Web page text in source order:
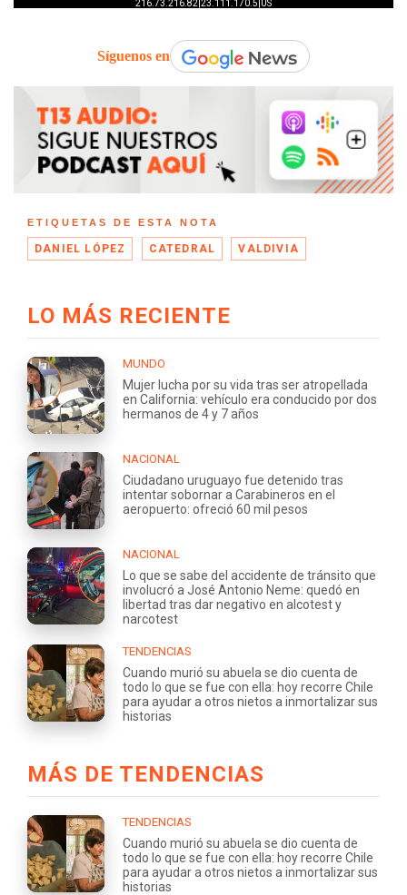
Síguenos en
ETIQUETAS DE ESTA NOTA
DANIEL LÓPEZ CATEDRAL VALDIVIA
LO MÁS RECIENTE
MUNDO
Mujer lucha por su vida tras ser atropellada
en California: vehículo era conducido por dos
hermanos de 4 y 7 años
NACIONAL
Ciudadano uruguayo fue detenido tras
intentar sobornar a Carabineros en el
aeropuerto: ofreció 60 mil pesos
NACIONAL
Lo que se sabe del accidente de tránsito que
involucró a José Antonio Neme: quedó en
libertad tras dar negativo en alcotest y
narcotest
TENDENCIAS
Cuando murió su abuela se dio cuenta de
todo lo que se fue con ella: hoy recorre Chile
para ayudar a otros nietos a inmortalizar sus
historias
MÁS DE TENDENCIAS
TENDENCIAS
Cuando murió su abuela se dio cuenta de
todo lo que se fue con ella: hoy recorre Chile
para ayudar a otros nietos a inmortalizar sus
historias